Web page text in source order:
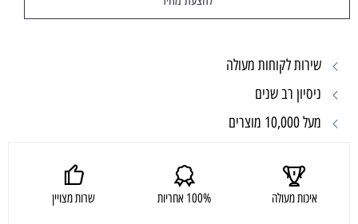
שירות לקוחות מעולה
ניסיון רב שנים
מעל 10,000 מוצרים
איכות מעולה 100% אחריות שרות מצויין